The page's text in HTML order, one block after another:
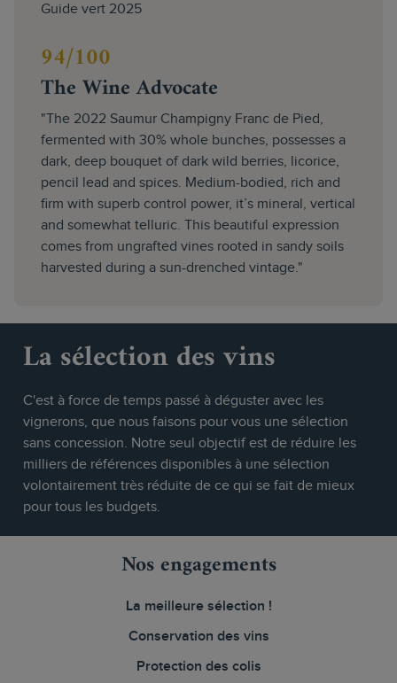
Guide vert 2025
94/100
The Wine Advocate
"The 2022 Saumur Champigny Franc de Pied,
fermented with 30% whole bunches, possesses a
dark, deep bouquet of dark wild berries, licorice,
pencil lead and spices. Medium-bodied, rich and
firm with superb control power, it’s mineral, vertical
and somewhat telluric. This beautiful expression
comes from ungrafted vines rooted in sandy soils
harvested during a sun-drenched vintage."
La sélection des vins
C'est à force de temps passé à déguster avec les
vignerons, que nous faisons pour vous une sélection
sans concession. Notre seul objectif est de réduire les
milliers de références disponibles à une sélection
volontairement très réduite de ce qui se fait de mieux
pour tous les budgets.
Nos engagements
La meilleure sélection !
Conservation des vins
Protection des colis